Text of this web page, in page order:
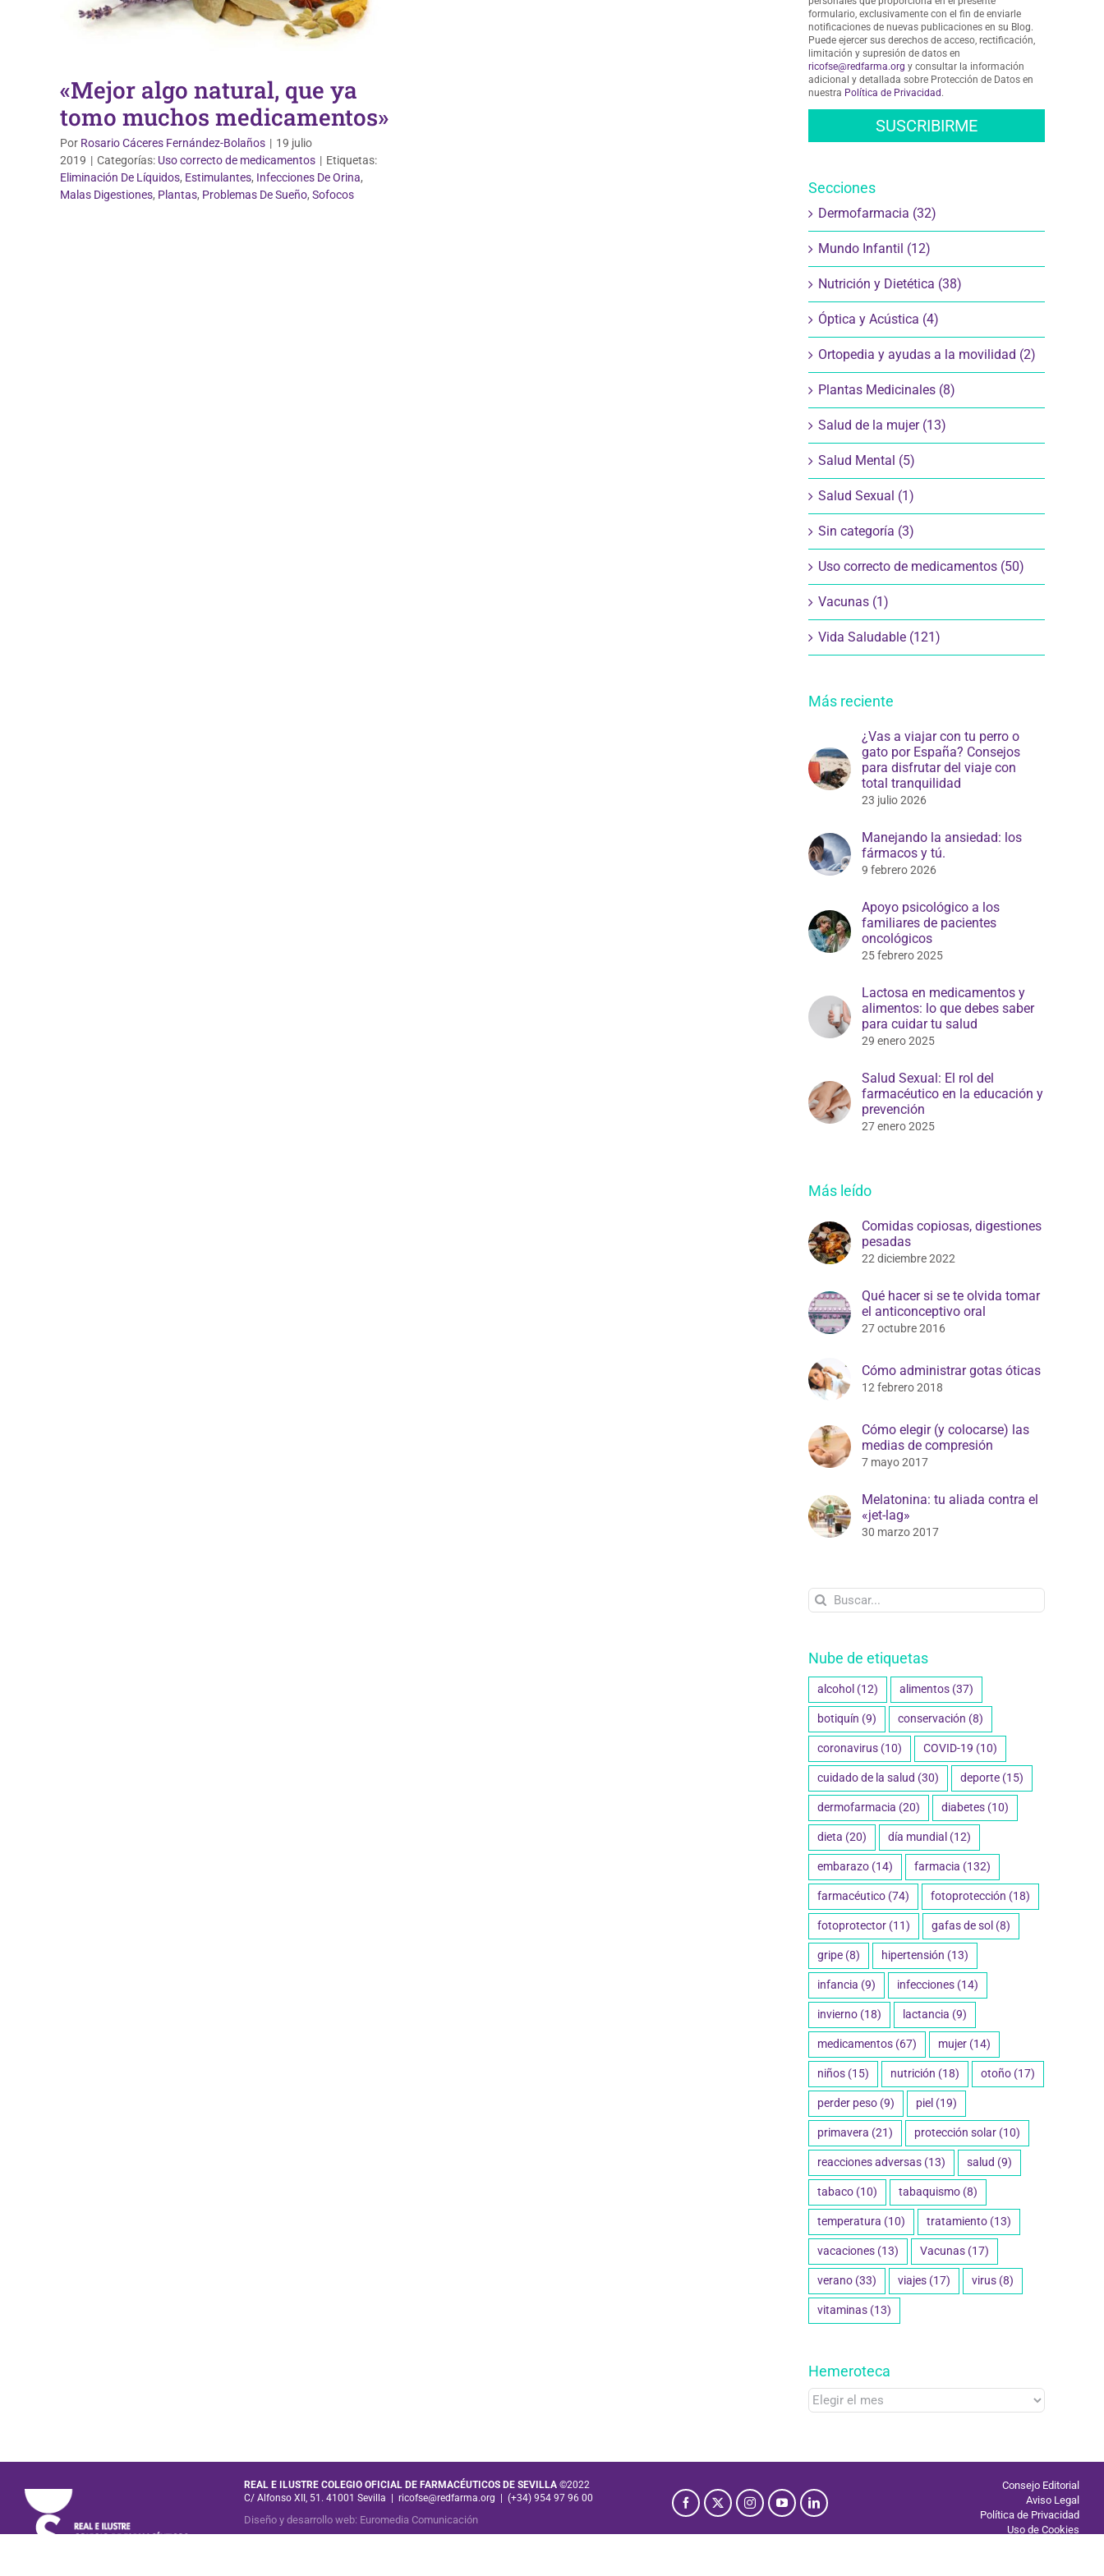
«Mejor algo natural, que ya
tomo muchos medicamentos»
Por Rosario Cáceres Fernández-Bolaños | 19 julio
2019 | Categorías: Uso correcto de medicamentos | Etiquetas:
Eliminación De Líquidos, Estimulantes, Infecciones De Orina,
Malas Digestiones, Plantas, Problemas De Sueño, Sofocos
formulario, exclusivamente con el fin de enviarle
notificaciones de nuevas publicaciones en su Blog.
Puede ejercer sus derechos de acceso, rectificación,
limitación y supresión de datos en
ricofse@redfarma.org y consultar la información
adicional y detallada sobre Protección de Datos en
nuestra Política de Privacidad .
Secciones
Dermofarmacia (32)
Mundo Infantil (12)
Nutrición y Dietética (38)
Óptica y Acústica (4)
Ortopedia y ayudas a la movilidad (2)
Plantas Medicinales (8)
Salud de la mujer (13)
Salud Mental (5)
Salud Sexual (1)
Sin categoría (3)
Uso correcto de medicamentos (50)
Vacunas (1)
Vida Saludable (121)
Más reciente
¿Vas a viajar con tu perro o
gato por España? Consejos
para disfrutar del viaje con
total tranquilidad
23 julio 2026
Manejando la ansiedad: los
fármacos y tú.
9 febrero 2026
Apoyo psicológico a los
familiares de pacientes
oncológicos
25 febrero 2025
Lactosa en medicamentos y
alimentos: lo que debes saber
para cuidar tu salud
29 enero 2025
Salud Sexual: El rol del
farmacéutico en la educación y
prevención
27 enero 2025
Más leído
Comidas copiosas, digestiones
pesadas
22 diciembre 2022
Qué hacer si se te olvida tomar
el anticonceptivo oral
27 octubre 2016
Cómo administrar gotas óticas
12 febrero 2018
Cómo elegir (y colocarse) las
medias de compresión
7 mayo 2017
Melatonina: tu aliada contra el
«jet-lag»
30 marzo 2017
Buscar:
Nube de etiquetas
alcohol (12) alimentos (37)
botiquín (9) conservación (8)
coronavirus (10) COVID-19 (10)
cuidado de la salud (30) deporte (15)
dermofarmacia (20) diabetes (10)
dieta (20) día mundial (12)
embarazo (14) farmacia (132)
farmacéutico (74) fotoprotección (18)
fotoprotector (11) gafas de sol (8)
gripe (8) hipertensión (13)
infancia (9) infecciones (14)
invierno (18) lactancia (9)
medicamentos (67) mujer (14)
niños (15) nutrición (18) otoño (17)
perder peso (9) piel (19)
primavera (21) protección solar (10)
reacciones adversas (13) salud (9)
tabaco (10) tabaquismo (8)
temperatura (10) tratamiento (13)
vacaciones (13) Vacunas (17)
verano (33) viajes (17) virus (8)
vitaminas (13)
Hemeroteca
Hemeroteca
REAL E ILUSTRE COLEGIO OFICIAL DE FARMACÉUTICOS DE SEVILLA ©2022
C/ Alfonso XII, 51. 41001 Sevilla |ricofse@redfarma.org |(+34) 954 97 96 00
Diseño y desarrollo web: Euromedia Comunicación
Consejo Editorial
Aviso Legal
Política de Privacidad
Uso de Cookies